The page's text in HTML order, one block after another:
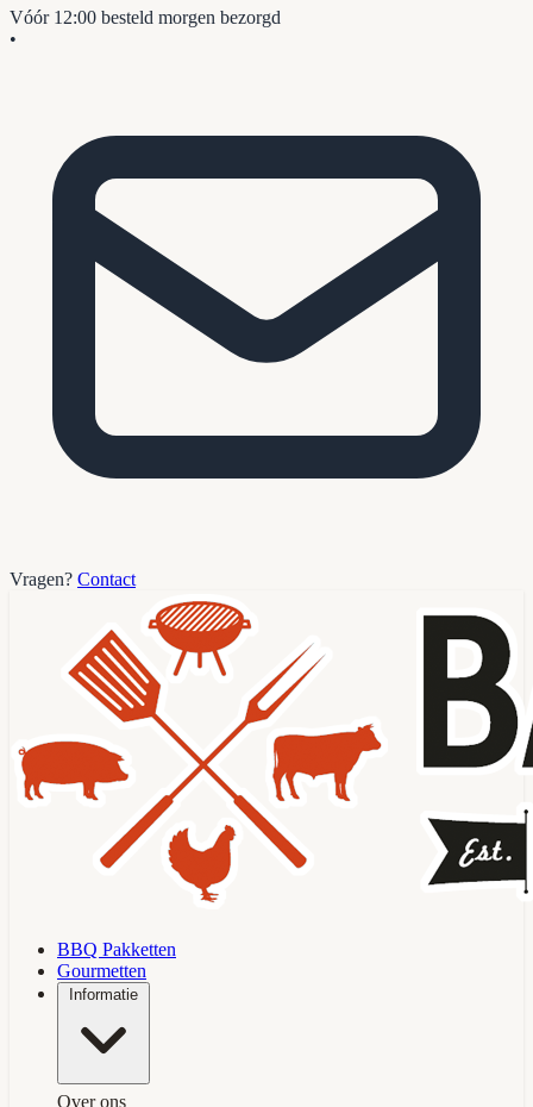
Vóór 12:00 besteld morgen bezorgd
•
Vragen? Contact
BBQ Pakketten
Gourmetten
Informatie
Over ons